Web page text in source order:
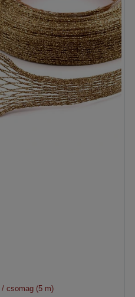
/ csomag (5 m)